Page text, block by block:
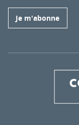
Je m'abonne